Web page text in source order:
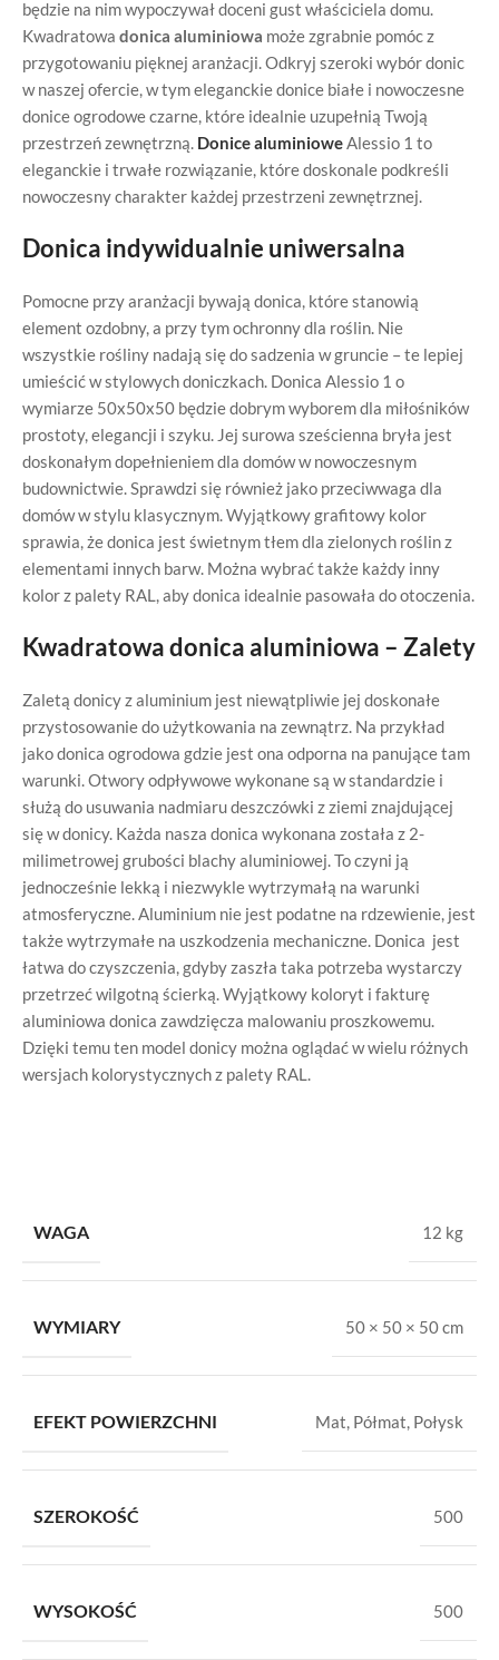
będzie na nim wypoczywał doceni gust właściciela domu.
Kwadratowa donica aluminiowa może zgrabnie pomóc z
przygotowaniu pięknej aranżacji. Odkryj szeroki wybór donic
w naszej ofercie, w tym eleganckie donice białe i nowoczesne
donice ogrodowe czarne, które idealnie uzupełnią Twoją
przestrzeń zewnętrzną. Donice aluminioweAlessio 1 to
eleganckie i trwałe rozwiązanie, które doskonale podkreśli
nowoczesny charakter każdej przestrzeni zewnętrznej.
Donica indywidualnie uniwersalna
Pomocne przy aranżacji bywają donica, które stanowią
element ozdobny, a przy tym ochronny dla roślin. Nie
wszystkie rośliny nadają się do sadzenia w gruncie – te lepiej
umieścić w stylowych doniczkach. Donica Alessio 1 o
wymiarze 50x50x50 będzie dobrym wyborem dla miłośników
prostoty, elegancji i szyku. Jej surowa sześcienna bryła jest
doskonałym dopełnieniem dla domów w nowoczesnym
budownictwie. Sprawdzi się również jako przeciwwaga dla
domów w stylu klasycznym. Wyjątkowy grafitowy kolor
sprawia, że donica jest świetnym tłem dla zielonych roślin z
elementami innych barw. Można wybrać także każdy inny
kolor z palety RAL, aby donica idealnie pasowała do otoczenia.
Kwadratowa donica aluminiowa – Zalety
Zaletą donicy z aluminium jest niewątpliwie jej doskonałe
przystosowanie do użytkowania na zewnątrz. Na przykład
jako donica ogrodowa gdzie jest ona odporna na panujące tam
warunki. Otwory odpływowe wykonane są w standardzie i
służą do usuwania nadmiaru deszczówki z ziemi znajdującej
się w donicy. Każda nasza donica wykonana została z 2-
milimetrowej grubości blachy aluminiowej. To czyni ją
jednocześnie lekką i niezwykle wytrzymałą na warunki
atmosferyczne. Aluminium nie jest podatne na rdzewienie, jest
także wytrzymałe na uszkodzenia mechaniczne. Donica jest
łatwa do czyszczenia, gdyby zaszła taka potrzeba wystarczy
przetrzeć wilgotną ścierką. Wyjątkowy koloryt i fakturę
aluminiowa donica zawdzięcza malowaniu proszkowemu.
Dzięki temu ten model donicy można oglądać w wielu różnych
wersjach kolorystycznych z palety RAL.
WAGA 12 kg
WYMIARY 50 × 50 × 50 cm
EFEKT POWIERZCHNI Mat, Półmat, Połysk
SZEROKOŚĆ 500
WYSOKOŚĆ 500